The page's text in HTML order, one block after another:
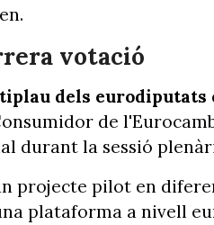
votació
dels eurodiputats
de
durant la sessió
projecte pilot en
plataforma a nivell